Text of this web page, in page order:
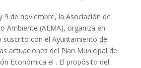
9 de noviembre, la Asociación de
Ambiente (AEMA), organiza en
suscrito con el Ayuntamiento de
actuaciones del Plan Municipal de
Económica el . El propósito del